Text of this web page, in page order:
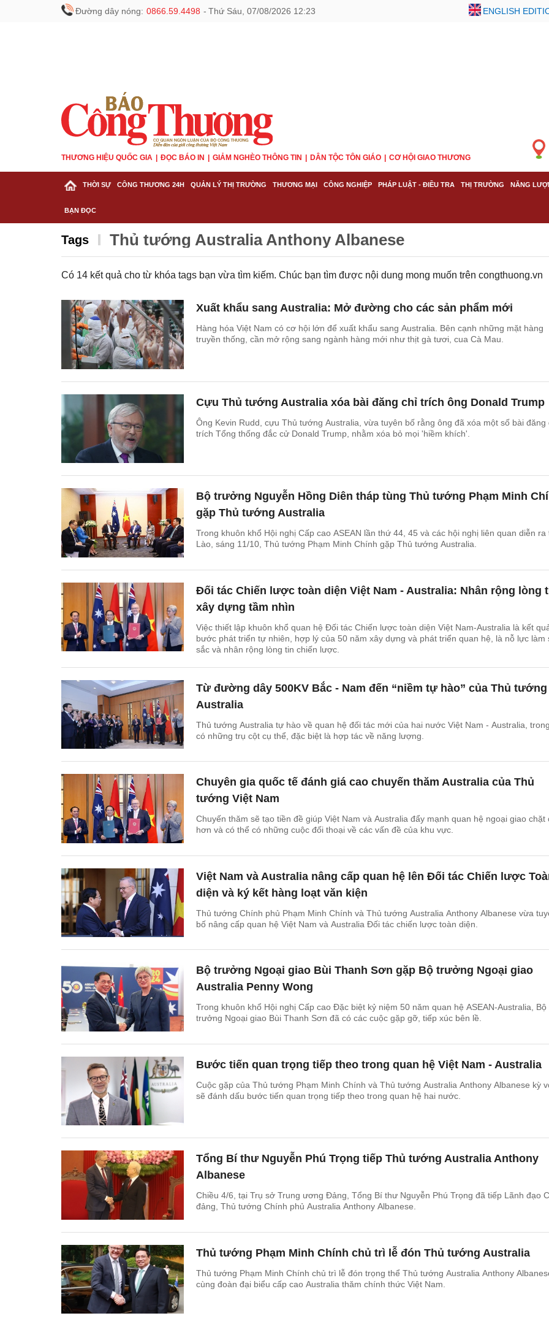
Đường dây nóng: 0866.59.4498 - Thứ Sáu, 07/08/2026 12:23 ENGLISH
THƯƠNG HIỆU QUỐC GIA ĐỌC BÁO IN GIẢM NGHÈO THÔNG TIN DÂN TỘC TÔN GIÁO CƠ HỘI GIAO THƯƠNG
THỜI SỰ CÔNG THƯƠNG 24H QUẢN LÝ THỊ TRƯỜNG THƯƠNG MẠI CÔNG NGHIỆP PHÁP LUẬT - ĐIỀU TRA THỊ TRƯỜNG NĂNG
BẠN ĐỌC
Tags Thủ tướng Australia Anthony Albanese
Có 14 kết quả cho từ khóa tags bạn vừa tìm kiếm. Chúc bạn tìm được nội dung mong muốn trên congthuong.vn
Xuất khẩu sang Australia: Mở đường cho các sản phẩm mới
Hàng hóa Việt Nam có cơ hội lớn để xuất khẩu sang Australia. Bên cạnh những mặt hàng
truyền thống, cần mở rộng sang ngành hàng mới như thịt gà tươi, cua Cà Mau.
Cựu Thủ tướng Australia xóa bài đăng chỉ trích ông Donald Trump
Ông Kevin Rudd, cựu Thủ tướng Australia, vừa tuyên bố rằng ông đã xóa một số bài đăng
trích Tổng thống đắc cử Donald Trump, nhằm xóa bỏ mọi 'hiềm khích'.
Bộ trưởng Nguyễn Hồng Diên tháp tùng Thủ tướng Phạm Minh
gặp Thủ tướng Australia
Trong khuôn khổ Hội nghị Cấp cao ASEAN lần thứ 44, 45 và các hội nghị liên quan diễn ra
Lào, sáng 11/10, Thủ tướng Phạm Minh Chính gặp Thủ tướng Australia.
Đối tác Chiến lược toàn diện Việt Nam - Australia: Nhân rộng lòng
xây dựng tầm nhìn
Việc thiết lập khuôn khổ quan hệ Đối tác Chiến lược toàn diện Việt Nam-Australia là kết
bước phát triển tự nhiên, hợp lý của 50 năm xây dựng và phát triển quan hệ, là nỗ lực làm
sắc và nhân rộng lòng tin chiến lược.
Từ đường dây 500KV Bắc - Nam đến “niềm tự hào” của Thủ tướng
Australia
Thủ tướng Australia tự hào về quan hệ đối tác mới của hai nước Việt Nam - Australia,
có những trụ cột cụ thể, đặc biệt là hợp tác về năng lượng.
Chuyên gia quốc tế đánh giá cao chuyến thăm Australia của Thủ
tướng Việt Nam
Chuyến thăm sẽ tạo tiền đề giúp Việt Nam và Australia đẩy mạnh quan hệ ngoại giao chặt
hơn và có thể có những cuộc đối thoại về các vấn đề của khu vực.
Việt Nam và Australia nâng cấp quan hệ lên Đối tác Chiến lược
diện và ký kết hàng loạt văn kiện
Thủ tướng Chính phủ Phạm Minh Chính và Thủ tướng Australia Anthony Albanese vừa
bố nâng cấp quan hệ Việt Nam và Australia Đối tác chiến lược toàn diện.
Bộ trưởng Ngoại giao Bùi Thanh Sơn gặp Bộ trưởng Ngoại giao
Australia Penny Wong
Trong khuôn khổ Hội nghị Cấp cao Đặc biệt kỷ niệm 50 năm quan hệ ASEAN-Australia, Bộ
trưởng Ngoại giao Bùi Thanh Sơn đã có các cuộc gặp gỡ, tiếp xúc bên lề.
Bước tiến quan trọng tiếp theo trong quan hệ Việt Nam - Australia
Cuộc gặp của Thủ tướng Phạm Minh Chính và Thủ tướng Australia Anthony Albanese kỳ
sẽ đánh dấu bước tiến quan trọng tiếp theo trong quan hệ hai nước.
Tổng Bí thư Nguyễn Phú Trọng tiếp Thủ tướng Australia Anthony
Albanese
Chiều 4/6, tại Trụ sở Trung ương Đảng, Tổng Bí thư Nguyễn Phú Trọng đã tiếp Lãnh đạo
đảng, Thủ tướng Chính phủ Australia Anthony Albanese.
Thủ tướng Phạm Minh Chính chủ trì lễ đón Thủ tướng Australia
Thủ tướng Phạm Minh Chính chủ trì lễ đón trọng thể Thủ tướng Australia Anthony
cùng đoàn đại biểu cấp cao Australia thăm chính thức Việt Nam.